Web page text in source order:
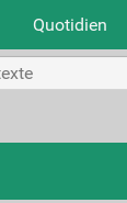
Quotidien